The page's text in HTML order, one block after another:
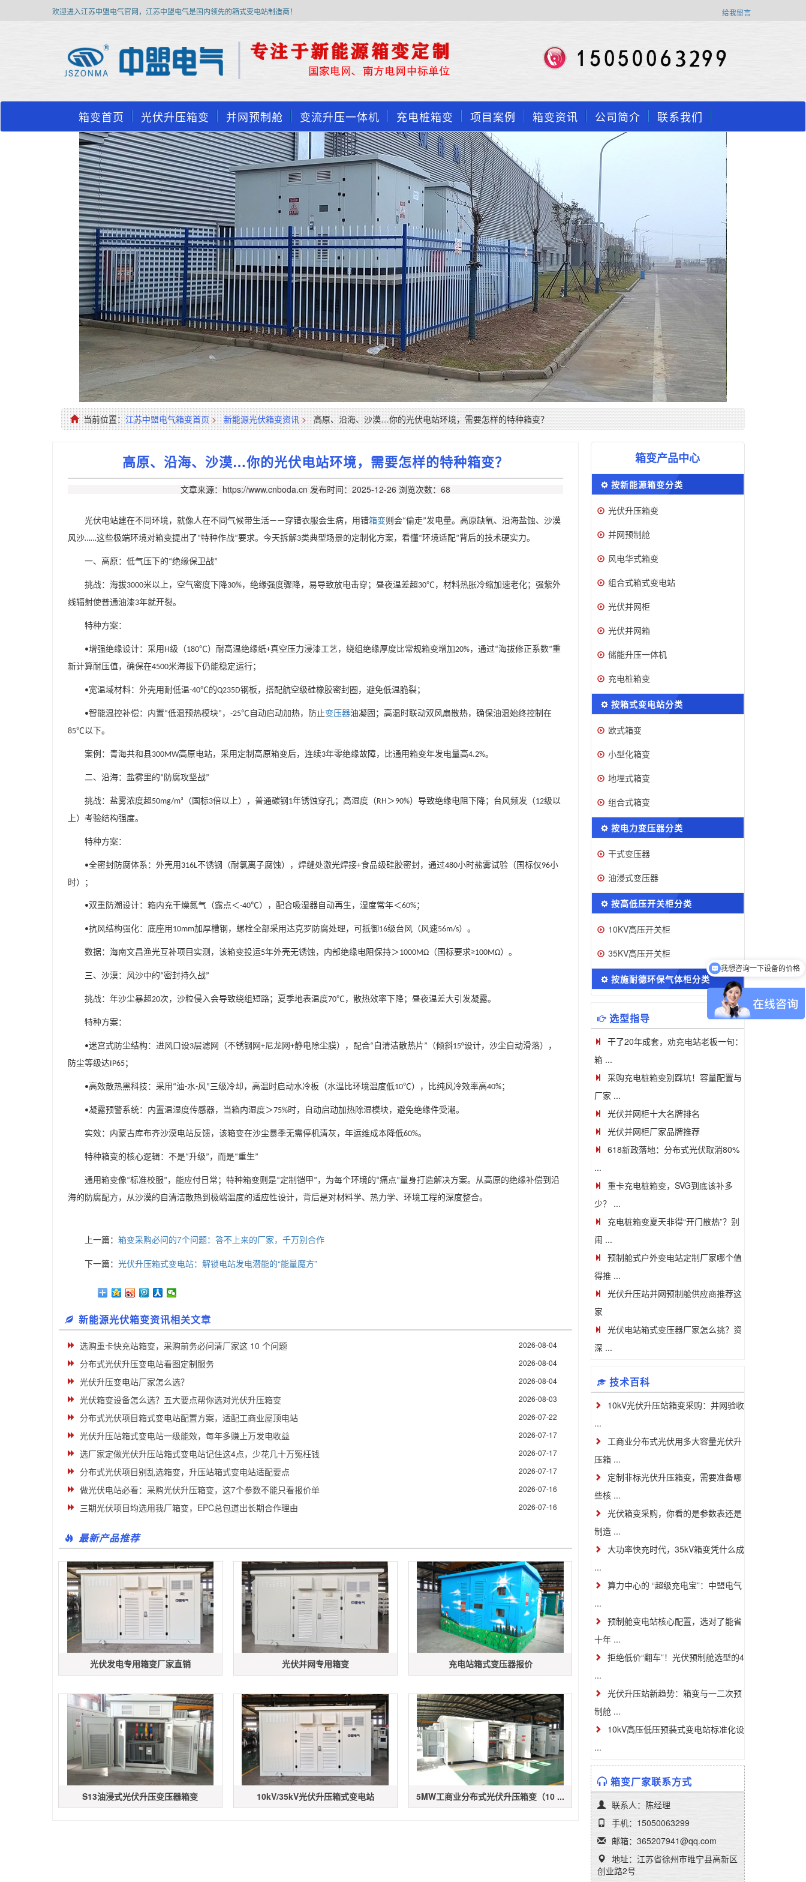
欢迎进入江苏中盟电气官网，江苏中盟电气是国内领先的箱式变电站制造商！ 给我留言
箱变首页 光伏升压箱变 并网预制舱 变流升压一体机 充电桩箱变 项目案例 箱变资讯 公司简介 联系我们
当前位置：江苏中盟电气箱变首页 > 新能源光伏箱变资讯 > 高原、沿海、沙漠…你的光伏电站环境，需要怎样的特种箱变？
高原、沿海、沙漠…你的光伏电站环境，需要怎样的特种箱变？
文章来源：https://www.cnboda.cn 发布时间：2025-12-26 浏览次数：68
光伏电站建在不同环境，就像人在不同气候带生活——穿错衣服会生病，用错箱变则会“偷走”发电量。高原缺氧、沿海盐蚀、沙漠
风沙……这些极端环境对箱变提出了“特种作战”要求。今天拆解3类典型场景的定制化方案，看懂“环境适配”背后的技术硬实力。
一、高原：低气压下的“绝缘保卫战”
挑战：海拔3000米以上，空气密度下降30%，绝缘强度骤降，易导致放电击穿；昼夜温差超30℃，材料热胀冷缩加速老化；强紫外
线辐射使普通油漆3年就开裂。
特种方案：
•增强绝缘设计：采用 H级（180℃）耐高温绝缘纸+真空压力浸漆工艺，绕组绝缘厚度比常规箱变增加20%，通过“海拔修正系数”重
新计算耐压值，确保在4500米海拔下仍能稳定运行；
•宽温域材料：外壳用耐低温-40℃的Q235D钢板，搭配航空级硅橡胶密封圈，避免低温脆裂；
•智能温控补偿：内置“低温预热模块” ， -25℃ 自动启动加热，防止变压器油凝固；高温时联动双风扇散热，确保油温始终控制在
85℃以下。
案例：青海共和县300MW高原电站，采用定制高原箱变后，连续3年零绝缘故障，比通用箱变年发电量高4.2%。
二、沿海：盐雾里的“ 防腐攻坚战”
挑战：盐雾浓度超50mg/m³ （国标3倍以上），普通碳钢 1年锈蚀穿孔；高湿度（ RH ＞90%）导致绝缘电阻下降；台风频发（12级以
上）考验结构强度。
特种方案：
•全密封防腐体系：外壳用 316L不锈钢（耐氯离子腐蚀），焊缝处激光焊接+食品级硅胶密封，通过480小时盐雾试验（国标仅96小
时）；
•双重防潮设计：箱内充干燥氮气（露点＜-40℃），配合吸湿器自动再生，湿度常年＜60%；
•抗风结构强化：底座用 10mm加厚槽钢，螺栓全部采用达克罗防腐处理，可抵御 16级台风（风速56m/s）。
数据：海南文昌渔光互补项目实测，该箱变投运5年外壳无锈蚀，内部绝缘电阻保持＞1000MΩ （国标要求≥100MΩ）。
三、沙漠：风沙中的“密封持久战”
挑战：年沙尘暴超20次，沙粒侵入会导致绕组短路；夏季地表温度70℃，散热效率下降；昼夜温差大引发凝露。
特种方案：
•迷宫式防尘结构：进风口设3层滤网（不锈钢网 +尼龙网 +静电除尘膜），配合“ 自清洁散热片” （倾斜15°设计，沙尘自动滑落），
防尘等级达 IP65；
•高效散热黑科技：采用 “油-水-风 ”三级冷却，高温时启动水冷板（水温比环境温度低10℃），比纯风冷效率高40%；
•凝露预警系统：内置温湿度传感器，当箱内湿度＞75%时，自动启动加热除湿模块，避免绝缘件受潮。
实效：内蒙古库布齐沙漠电站反馈，该箱变在沙尘暴季无需停机清灰，年运维成本降低60%。
特种箱变的核心逻辑：不是“升级” ，而是“重生”
通用箱变像“标准校服” ，能应付日常；特种箱变则是“定制铠甲” ，为每个环境的“痛点”量身打造解决方案。从高原的绝缘补偿到沿
海的防腐配方，从沙漠的自清洁散热到极端温度的适应性设计，背后是对材料学、热力学、环境工程的深度整合。
上一篇： 箱变采购必问的7个问题：答不上来的厂家，千万别合作
下一篇： 光伏升压箱式变电站：解锁电站发电潜能的“能量魔方”
新能源光伏箱变资讯相关文章
选购重卡快充站箱变，采购前务必问清厂家这 10 个问题 2026-08-04
分布式光伏升压变电站看图定制服务 2026-08-04
光伏升压变电站厂家怎么选？ 2026-08-04
光伏箱变设备怎么选？五大要点帮你选对光伏升压箱变 2026-08-03
分布式光伏项目箱式变电站配置方案，适配工商业屋顶电站 2026-07-22
光伏升压站箱式变电站一级能效，每年多赚上万发电收益 2026-07-17
选厂家定做光伏升压站箱式变电站记住这4点，少花几十万冤枉钱 2026-07-17
分布式光伏项目别乱选箱变，升压站箱式变电站适配要点 2026-07-17
做光伏电站必看：采购光伏升压箱变，这7个参数不能只看报价单 2026-07-16
三期光伏项目均选用我厂箱变，EPC总包道出长期合作理由 2026-07-16
最新产品推荐
光伏发电专用箱变厂家直销 光伏并网专用箱变 充电站箱式变压器报价
S13油浸式光伏升压变压器箱变 10kV/35kV光伏升压箱式变电站 5MW工商业分布式光伏升压箱变（10 ...
箱变产品中心
按新能源箱变分类
光伏升压箱变
并网预制舱
风电华式箱变
组合式箱式变电站
光伏并网柜
光伏并网箱
储能升压一体机
充电桩箱变
按箱式变电站分类
欧式箱变
小型化箱变
地埋式箱变
组合式箱变
按电力变压器分类
干式变压器
油浸式变压器
按高低压开关柜分类
10KV高压开关柜
35KV高压开关柜
按施耐德环保气体柜分类
选型指导
干了20年成套，劝充电站老板一句：
箱 ...
采购充电桩箱变别踩坑！容量配置与
厂家 ...
光伏并网柜十大名牌排名
光伏并网柜厂家品牌推荐
618新政落地：分布式光伏取消80%
...
重卡充电桩箱变，SVG到底该补多
少？ ...
充电桩箱变夏天非得“开门散热”？别
闹 ...
预制舱式户外变电站定制厂家哪个值
得推 ...
光伏升压站并网预制舱供应商推荐这
家
光伏电站箱式变压器厂家怎么挑？资
深 ...
技术百科
10kV光伏升压站箱变采购：并网验收
...
工商业分布式光伏用多大容量光伏升
压箱 ...
定制非标光伏升压箱变，需要准备哪
些核 ...
光伏箱变采购，你看的是参数表还是
制造 ...
大功率快充时代，35kV箱变凭什么成
...
算力中心的 “超级充电宝”：中盟电气
...
预制舱变电站核心配置，选对了能省
十年 ...
拒绝低价“翻车”！光伏预制舱选型的4
...
光伏升压站新趋势：箱变与一二次预
制舱 ...
10kV高压低压预装式变电站标准化设
...
箱变厂家联系方式
联系人：陈经理
手机：15050063299
邮箱：365207941@qq.com
地址：江苏省徐州市睢宁县高新区
创业路2号
我想咨询一下设备的价格